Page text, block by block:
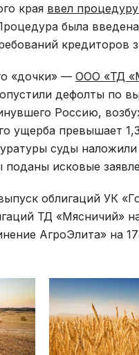
края ввел
была
кредиторов
«дочки» — ООО «ТД
дефолты по
Россию,
ущерба превышает
суды
исковые
облигаций УК
ТД «Мясничий»
АгроЭлита» на